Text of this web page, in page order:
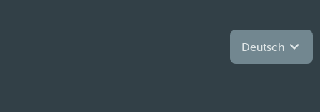
Deutsch